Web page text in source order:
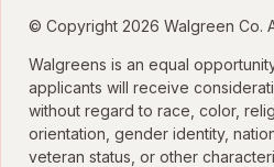
© Copyright 2026 Walgreen Co.
Walgreens is an equal
applicants will receive
without regard to race, color,
orientation, gender identity,
veteran status, or other